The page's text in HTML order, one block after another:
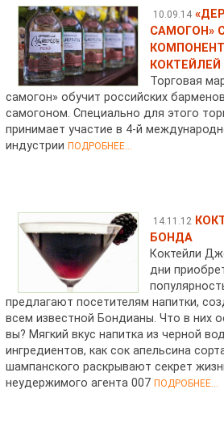
10.09.14
САМОГОН»
КОКТЕЙЛЕЙ
Торговая
самогон» обучит российских
самогоном. Специально для этого
принимает участие в 4-й
индустрииПОДРОБНЕЕ...
14.11.12
БОНДА
Коктейли
дни
предлагают посетителям напитки,
всем известной Бондианы. Что в них
вы? Мягкий вкус напитка из черной
ингредиентов, как сок апельсина
шампанского раскрывают секрет
неудержимого агента 007ПОДРОБНЕЕ...